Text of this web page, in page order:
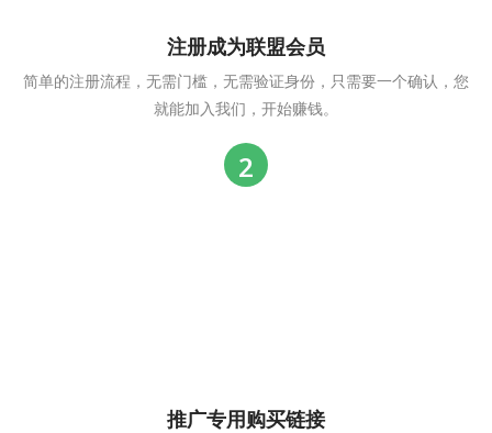
注册成为联盟会员
简单的注册流程，无需门槛，无需验证身份，只需要一个确认，您
就能加入我们，开始赚钱。
推广专用购买链接